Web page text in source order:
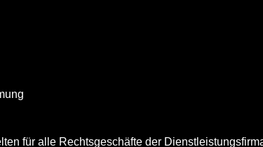
für alle Rechtsgeschäfte der